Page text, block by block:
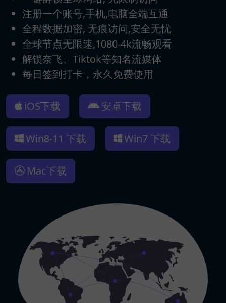
注册一个账号,手机,电脑全端互通
全程数据加密, 无痕访问,安全无忧
全球节点无限速,1080-4k流畅观看
解锁奈飞、Tiktok等知名流媒体
每日签到打卡，永久免费使用
iOS下载 安卓下载
Win8-11 下载 Win7 下载
Mac下载